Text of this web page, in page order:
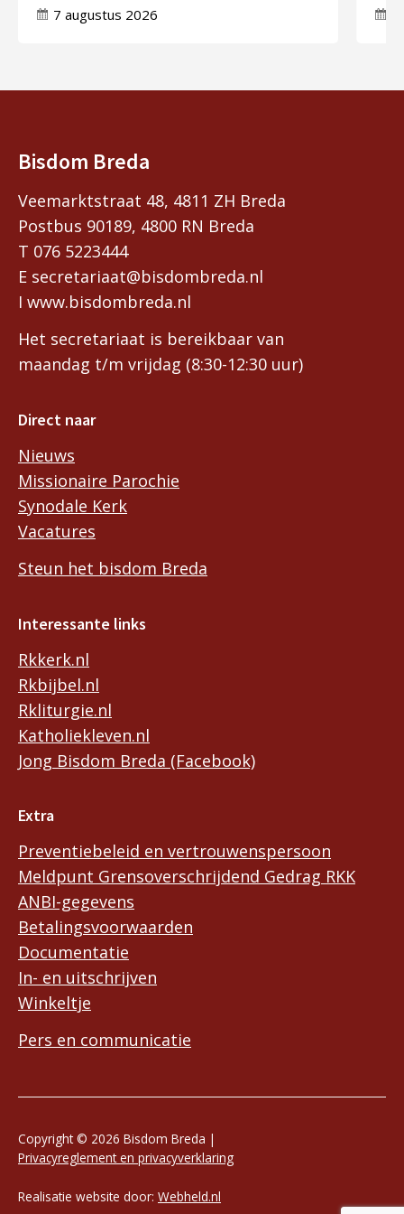
7 augustus 2026
Bisdom Breda
Veemarktstraat 48, 4811 ZH Breda
Postbus 90189, 4800 RN Breda
T 076 5223444
E secretariaat@bisdombreda.nl
I www.bisdombreda.nl
Het secretariaat is bereikbaar van
maandag t/m vrijdag (8:30-12:30 uur)
Direct naar
Nieuws
Missionaire Parochie
Synodale Kerk
Vacatures
Steun het bisdom Breda
Interessante links
Rkkerk.nl
Rkbijbel.nl
Rkliturgie.nl
Katholiekleven.nl
Jong Bisdom Breda (Facebook)
Extra
Preventiebeleid en vertrouwenspersoon
Meldpunt Grensoverschrijdend Gedrag RKK
ANBI-gegevens
Betalingsvoorwaarden
Documentatie
In- en uitschrijven
Winkeltje
Pers en communicatie
Copyright © 2026 Bisdom Breda |
Privacyreglement en privacyverklaring
Realisatie website door: Webheld.nl